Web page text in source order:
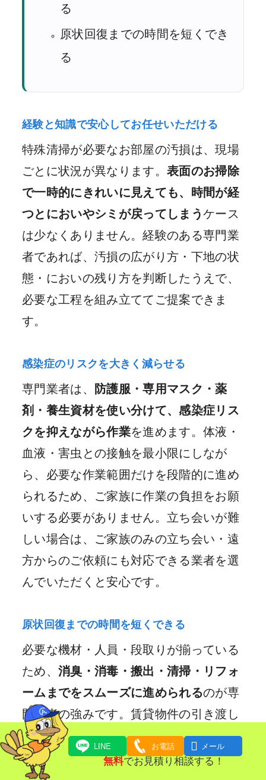
る
原状回復までの時間を短くでき
る
経験と知識で安心してお任せいただける
特殊清掃が必要なお部屋の汚損は、現場
ごとに状況が異なります。表面のお掃除
で一時的にきれいに見えても、時間が経
つとにおいやシミが戻ってしまうケース
は少なくありません。経験のある専門業
者であれば、汚損の広がり方・下地の状
態・においの残り方を判断したうえで、
必要な工程を組み立ててご提案できま
す。
感染症のリスクを大きく減らせる
専門業者は、
防護服・専用マスク・薬
剤・養生資材を使い分けて、感染症リス
クを抑えながら作業を進めます。体液・
血液・害虫との接触を最小限にしなが
ら、必要な作業範囲だけを段階的に進め
られるため、ご家族に作業の負担をお願
いする必要がありません。立ち会いが難
しい場合は、ご家族のみの立ち会い・遠
方からのご依頼にも対応できる業者を選
んでいただくと安心です。
原状回復までの時間を短くできる
必要な機材・人員・段取りが揃っている
ため、消臭・消毒・搬出・清掃・リフォ
ームまでをスムーズに進められるのが専
門業者の強みです。賃貸物件の引き渡し
日が決まっている、解体予定が控えてい
る、相続関連の手続きが控えているな
LINE お電話  メール
無料でお見積り相談する！